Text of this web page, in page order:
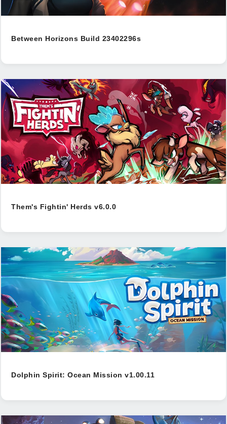
Between Horizons Build 23402296s
Them's Fightin' Herds v6.0.0
Dolphin Spirit: Ocean Mission v1.00.11